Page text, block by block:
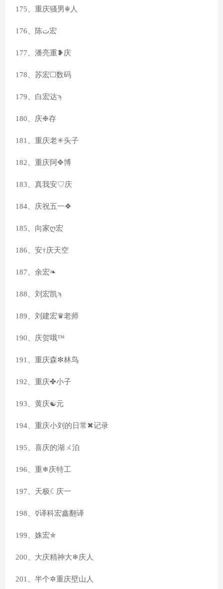
175、重庆骚男☬人
176、陈ت宏
177、潘亮重❥庆
178、苏宏☐数码
179、白宏达ϡ
180、庆❉存
181、重庆老✳头子
182、重庆阿✥博
183、真我安♡庆
184、庆祝五一❖
185、向家ღ宏
186、安†庆天空
187、余宏❧
188、刘宏凯ϡ
189、刘建宏♛老师
190、庆贺哦™
191、重庆森❇林鸟
192、重庆✤小子
193、黄庆☯元
194、重庆小刘的日常✖记录
195、喜庆的湖ㄨ泊
196、重❄庆特工
197、天极☾庆一
198、☿译科宏鑫翻译
199、姝宏✯
200、大庆精神大❄庆人
201、半个✲重庆壁山人